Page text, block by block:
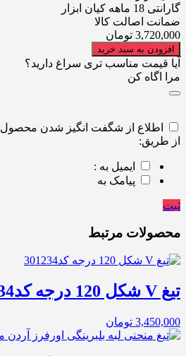
گارانتی 18 ماهه کیان ابزار
ضمانت اصالت کالا
3,720,000 تومان
افزودن به سبد خرید
آیا قیمت مناسب تری سراغ دارید؟
مرا اگاه کن
اطلاع از شگفت انگیز شدن محصول
از طریق:
ایمیل به :
پیامک به
ثبت
محصولات مرتبط
تیغ V شکل 120 درجه کد301234
3,450,000 تومان